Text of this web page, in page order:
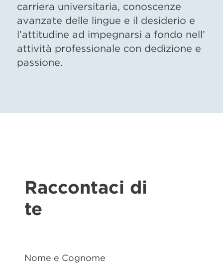
carriera universitaria, conoscenze
avanzate delle lingue e il desiderio e
l’attitudine ad impegnarsi a fondo nell’
attività professionale con dedizione e
passione.
Raccontaci di
te
Nome e Cognome